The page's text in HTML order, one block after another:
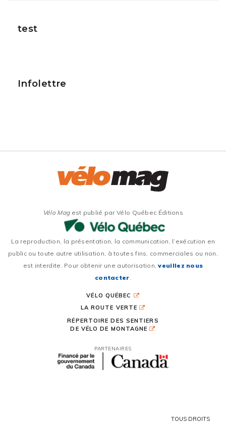
test
Infolettre
Vélo Magest publié par Vélo Québec Éditions
La reproduction, la présentation, la communication, l’exécution en
public ou toute autre utilisation, à toutes fins, commerciales ou non,
est interdite. Pour obtenir une autorisation,veuillez nous
contacter
VÉLO QUÉBEC
LA ROUTE VERTE
RÉPERTOIRE DES SENTIERS
DE VÉLO DE MONTAGNE
PARTENAIRES
TOUS DROITS